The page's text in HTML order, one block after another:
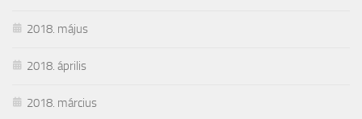
2018. május
2018. április
2018. március